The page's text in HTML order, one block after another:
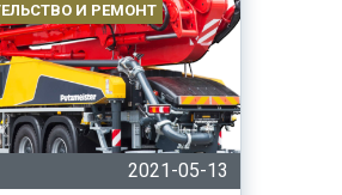
И РЕМОНТ
2021-05-13